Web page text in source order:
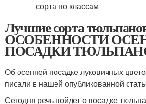
Лучшие сорта
ОСОБЕННОСТИ
ПОСАДКИ
Об осенней посадке луковичных
писали в нашей опубликованной
Сегодня речь пойдет о посадке